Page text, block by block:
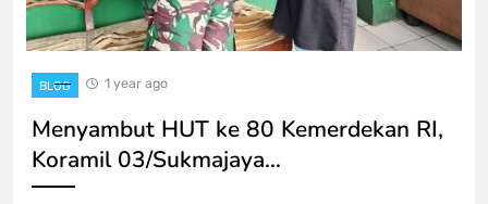
BLOG 1 year ago
Menyambut HUT ke 80 Kemerdekan RI,
Koramil 03/Sukmajaya…